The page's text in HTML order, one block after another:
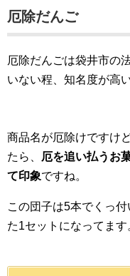
厄除だんご
厄除だんごは袋井市の
いない程、知名度が高
商品名が厄除けですけ
たら、
厄を追い払うお
て印象ですね。
この団子は5本でくっ
た1セットになってます